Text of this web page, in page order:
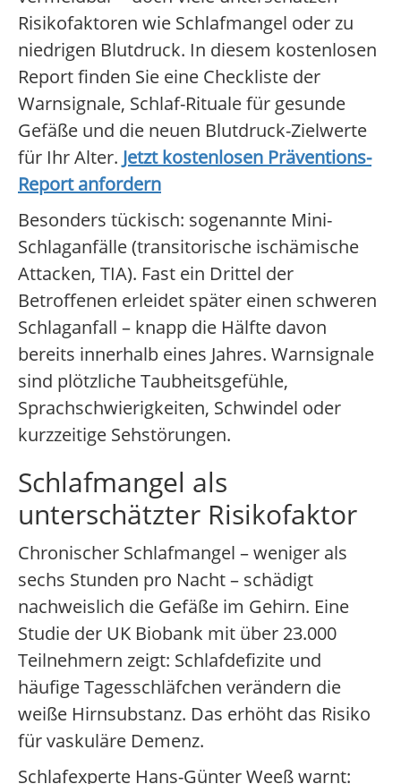
Risikofaktoren wie Schlafmangel oder zu
niedrigen Blutdruck. In diesem kostenlosen
Report finden Sie eine Checkliste der
Warnsignale, Schlaf-Rituale für gesunde
Gefäße und die neuen Blutdruck-Zielwerte
für Ihr Alter. Jetzt kostenlosen Präventions-
Report anfordern
Besonders tückisch: sogenannte Mini-
Schlaganfälle (transitorische ischämische
Attacken, TIA). Fast ein Drittel der
Betroffenen erleidet später einen schweren
Schlaganfall – knapp die Hälfte davon
bereits innerhalb eines Jahres. Warnsignale
sind plötzliche Taubheitsgefühle,
Sprachschwierigkeiten, Schwindel oder
kurzzeitige Sehstörungen.
Schlafmangel als
unterschätzter Risikofaktor
Chronischer Schlafmangel – weniger als
sechs Stunden pro Nacht – schädigt
nachweislich die Gefäße im Gehirn. Eine
Studie der UK Biobank mit über 23.000
Teilnehmern zeigt: Schlafdefizite und
häufige Tagesschläfchen verändern die
weiße Hirnsubstanz. Das erhöht das Risiko
für vaskuläre Demenz.
Schlafexperte Hans-Günter Weeß warnt: